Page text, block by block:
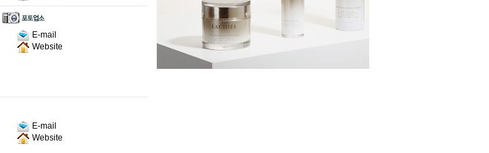
E-mail
Website
E-mail
Website